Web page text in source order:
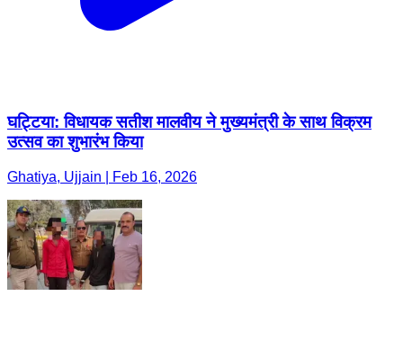
घट्टिया: विधायक सतीश मालवीय ने मुख्यमंत्री के साथ विक्रम
उत्सव का शुभारंभ किया
Ghatiya, Ujjain | Feb 16, 2026